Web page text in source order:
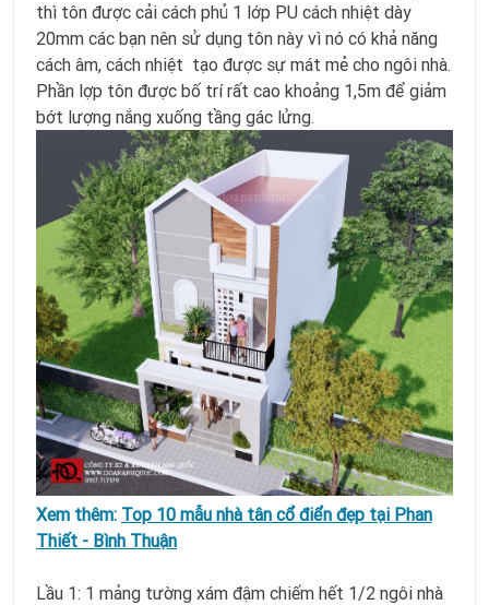
thì tôn được cải cách phủ 1 lớp PU cách nhiệt dày
20mm các bạn nên sử dụng tôn này vì nó có khả năng
cách âm, cách nhiệt tạo được sự mát mẻ cho ngôi nhà.
Phần lợp tôn được bố trí rất cao khoảng 1,5m để giảm
bớt lượng nắng xuống tầng gác lửng.
Xem thêm: Top 10 mẫu nhà tân cổ điển đẹp tại Phan
Thiết - Bình Thuận
Lầu 1: 1 mảng tường xám đậm chiếm hết 1/2 ngôi nhà